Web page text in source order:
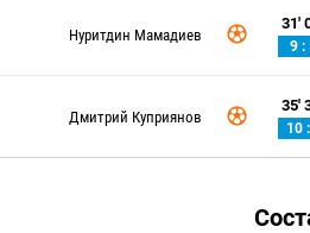
Нуритдин Мамадиев
31'
9 :
Дмитрий Куприянов
35'
10